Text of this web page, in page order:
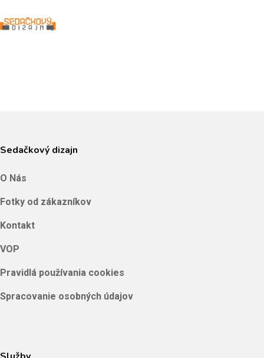
to
Sedačkový dizajn
O Nás
Fotky od zákazníkov
Kontakt
VOP
Pravidlá používania cookies
Spracovanie osobných údajov